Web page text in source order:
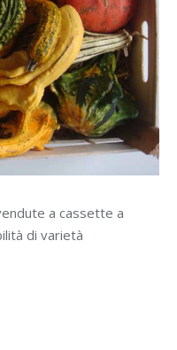
a cassette a
di varietà